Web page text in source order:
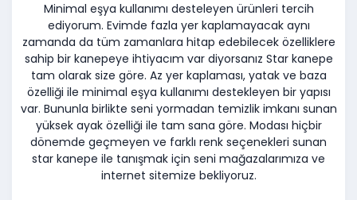
Minimal eşya kullanımı desteleyen ürünleri tercih
ediyorum. Evimde fazla yer kaplamayacak aynı
zamanda da tüm zamanlara hitap edebilecek özelliklere
sahip bir kanepeye ihtiyacım var diyorsanız Star kanepe
tam olarak size göre. Az yer kaplaması, yatak ve baza
özelliği ile minimal eşya kullanımı destekleyen bir yapısı
var. Bununla birlikte seni yormadan temizlik imkanı sunan
yüksek ayak özelliği ile tam sana göre. Modası hiçbir
dönemde geçmeyen ve farklı renk seçenekleri sunan
star kanepe ile tanışmak için seni mağazalarımıza ve
internet sitemize bekliyoruz.